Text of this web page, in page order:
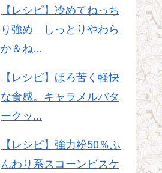
【レシピ】冷めてねっち
り強め しっとりやわら
か＆ね...
【レシピ】ほろ苦く軽快
な食感。キャラメルバタ
ークッ...
【レシピ】強力粉50％ふ
んわり系スコーンビスケ